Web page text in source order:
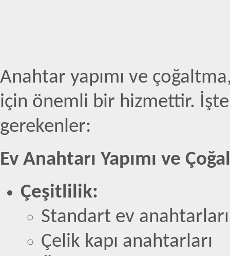
Anahtar yapımı ve
için önemli bir hizmettir.
gerekenler:
Ev Anahtarı Yapımı ve
Çeşitlilik:
Standart ev anahtarları
Çelik kapı anahtarları